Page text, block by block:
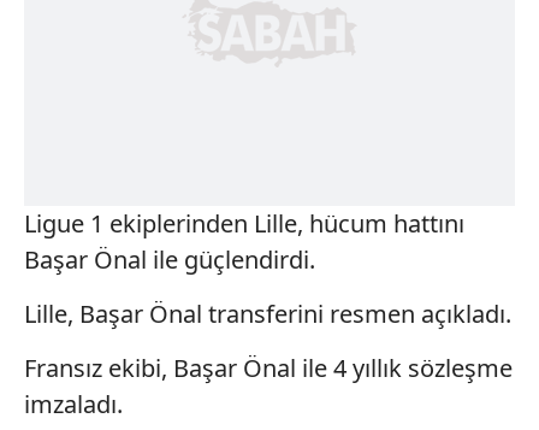
Ligue 1 ekiplerinden Lille, hücum hattını
Başar Önal ile güçlendirdi.
Lille, Başar Önal transferini resmen açıkladı.
Fransız ekibi, Başar Önal ile 4 yıllık sözleşme
imzaladı.